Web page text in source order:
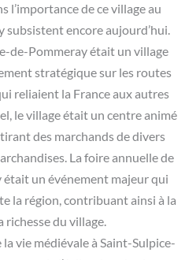
l’importance de ce village au
subsistent encore aujourd’hui.
de-Pommeray était un village
stratégique sur les routes
reliaient la France aux autres
le village était un centre animé
des marchands de divers
La foire annuelle de
un événement majeur qui
la région, contribuant ainsi à la
richesse du village.
vie médiévale à Saint-Sulpice-